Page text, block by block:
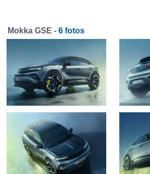
Mokka GSE - 6 fotos